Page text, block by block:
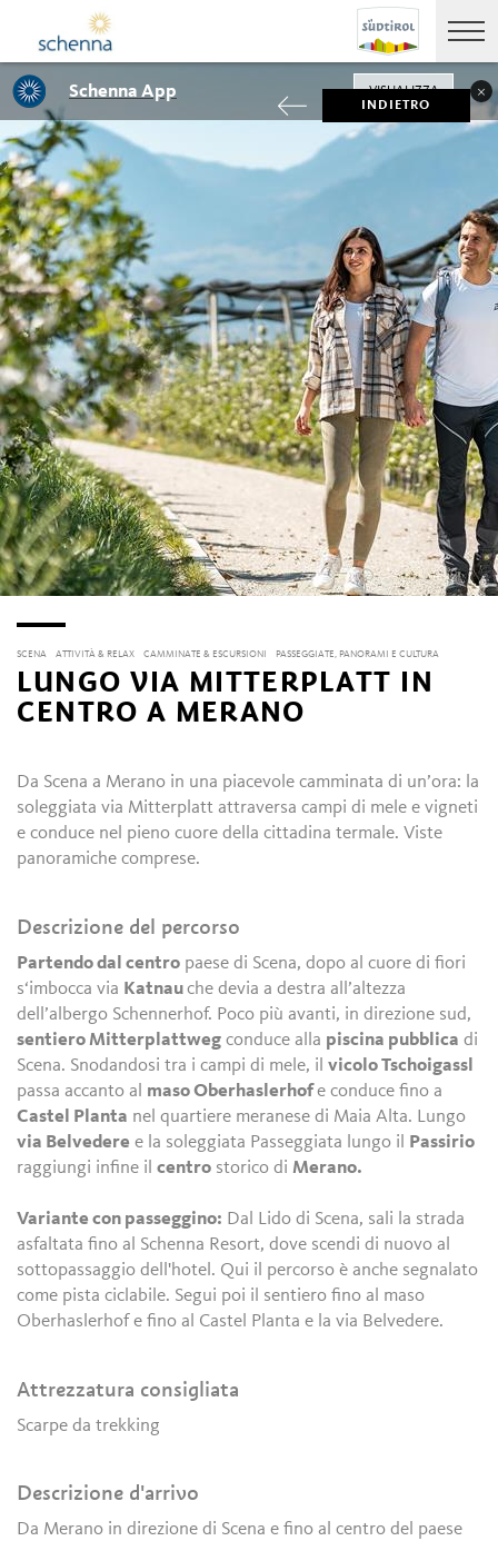
INDIETRO
SCENA ATTIVITÀ & RELAX CAMMINATE & ESCURSIONI PASSEGGIATE, PANORAMI E CULTURA
LUNGO VIA MITTERPLATT IN
CENTRO A MERANO
Da Scena a Merano in una piacevole camminata di un’ora: la
soleggiata via Mitterplatt attraversa campi di mele e vigneti
e conduce nel pieno cuore della cittadina termale. Viste
panoramiche comprese.
Descrizione del percorso
Partendo dal centro paese di Scena, dopo al cuore di fiori
s‘imbocca via Katnauche devia a destra all’altezza
dell’albergo Schennerhof. Poco più avanti, in direzione sud,
sentiero Mitterplattweg conduce alla piscina pubblica di
Scena. Snodandosi tra i campi di mele, ilvicolo Tschoigassl
passa accanto al maso Oberhaslerhofe conduce fino a
Castel Planta nel quartiere meranese di Maia Alta. Lungo
via Belvedere e la soleggiata Passeggiata lungo il
Passirio
raggiungi infine ilcentro storico diMerano.
Variante con passeggino: Dal Lido di Scena, sali la strada
asfaltata fino al Schenna Resort, dove scendi di nuovo al
sottopassaggio dell'hotel. Qui il percorso è anche segnalato
come pista ciclabile. Segui poi il sentiero fino al maso
Oberhaslerhof e fino al Castel Planta e la via Belvedere.
Attrezzatura consigliata
Scarpe da trekking
Descrizione d'arrivo
Da Merano in direzione di Scena e fino al centro del paese
Schenna App VISUALIZZA